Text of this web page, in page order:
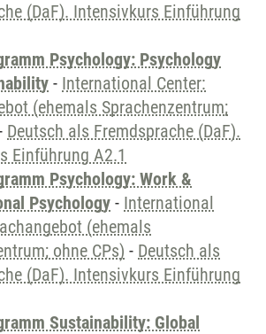
(DaF). Intensivkurs Einführung
Psychology: Psychology
- International Center:
(ehemals Sprachenzentrum;
Deutsch als Fremdsprache (DaF).
Einführung A2.1
Psychology: Work &
Psychology - International
(ehemals
ohne CPs) - Deutsch als
(DaF). Intensivkurs Einführung
Sustainability: Global